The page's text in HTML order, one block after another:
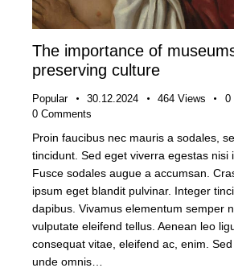
The importance of
preserving culture
Popular 30.12.2024 464 Views 0
0 Comments
Proin faucibus nec mauris a sodales,
tincidunt. Sed eget viverra egestas nisi
Fusce sodales augue a accumsan.
ipsum eget blandit pulvinar. Integer
dapibus. Vivamus elementum semper
vulputate eleifend tellus. Aenean leo
consequat vitae, eleifend ac, enim. Sed
unde omnis…